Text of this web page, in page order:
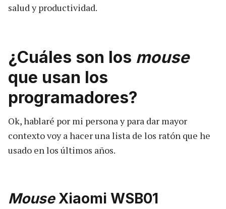
salud y productividad.
¿Cuáles son los mouse
que usan los
programadores?
Ok, hablaré por mi persona y para dar mayor
contexto voy a hacer una lista de los ratón que he
usado en los últimos años.
MouseXiaomi WSB01